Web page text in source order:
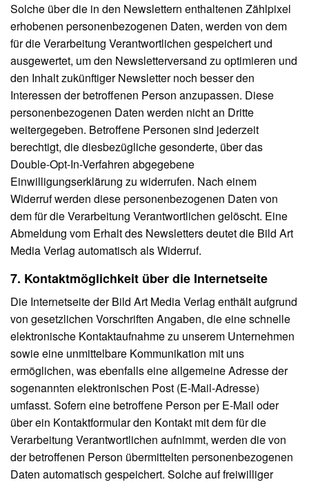
Solche über die in den Newslettern enthaltenen Zählpixel
erhobenen personenbezogenen Daten, werden von dem
für die Verarbeitung Verantwortlichen gespeichert und
ausgewertet, um den Newsletterversand zu optimieren und
den Inhalt zukünftiger Newsletter noch besser den
Interessen der betroffenen Person anzupassen. Diese
personenbezogenen Daten werden nicht an Dritte
weitergegeben. Betroffene Personen sind jederzeit
berechtigt, die diesbezügliche gesonderte, über das
Double-Opt-In-Verfahren abgegebene
Einwilligungserklärung zu widerrufen. Nach einem
Widerruf werden diese personenbezogenen Daten von
dem für die Verarbeitung Verantwortlichen gelöscht. Eine
Abmeldung vom Erhalt des Newsletters deutet die Bild Art
Media Verlag automatisch als Widerruf.
7. Kontaktmöglichkeit über die Internetseite
Die Internetseite der Bild Art Media Verlag enthält aufgrund
von gesetzlichen Vorschriften Angaben, die eine schnelle
elektronische Kontaktaufnahme zu unserem Unternehmen
sowie eine unmittelbare Kommunikation mit uns
ermöglichen, was ebenfalls eine allgemeine Adresse der
sogenannten elektronischen Post (E-Mail-Adresse)
umfasst. Sofern eine betroffene Person per E-Mail oder
über ein Kontaktformular den Kontakt mit dem für die
Verarbeitung Verantwortlichen aufnimmt, werden die von
der betroffenen Person übermittelten personenbezogenen
Daten automatisch gespeichert. Solche auf freiwilliger